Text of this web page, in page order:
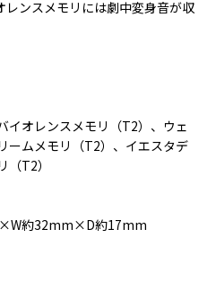
レンスメモリには劇中変身音が収
オレンスメモリ（T2）、ウェ
ームメモリ（T2）、イエスタデ
T2）
約32mm×D約17mm